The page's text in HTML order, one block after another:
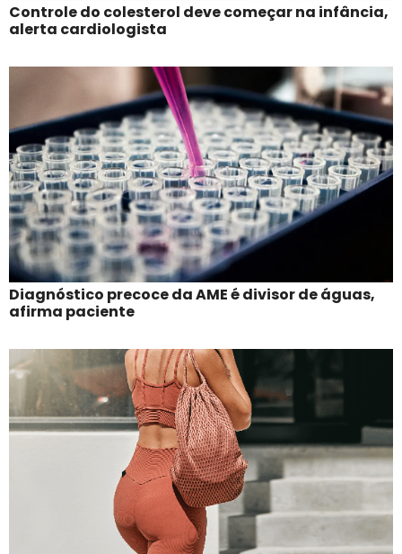
Controle do colesterol deve começar na infância,
alerta cardiologista
Diagnóstico precoce da AME é divisor de águas,
afirma paciente